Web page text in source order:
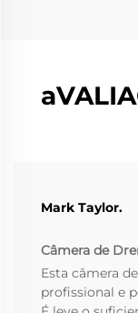
Mark Taylor.
Câmera de
Esta câmera
profissional e